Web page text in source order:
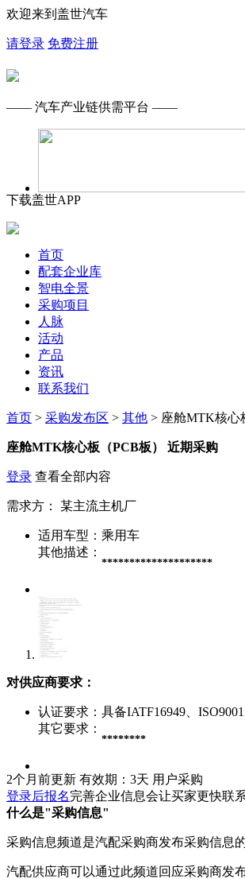
欢迎来到盖世汽车
请登录 免费注册
—— 汽车产业链供需平台 ——
下载盖世APP
首页
配套企业库
智电全景
采购项目
人脉
活动
产品
资讯
联系我们
首页 > 采购发布区 > 其他 > 座舱MTK核心
座舱MTK核心板（PCB板） 近期采购
登录 查看全部内容
需求方： 某主流主机厂
适用车型： 乘用车
其他描述：
********************
对供应商要求：
认证要求： 具备IATF16949、
其它要求：
********
2个月前更新 有效期：3天 用户采购
登录后报名完善企业信息会让买家更快联
什么是"采购信息"
采购信息频道是汽配采购商发布采购信息的
汽配供应商可以通过此频道回应采购商发